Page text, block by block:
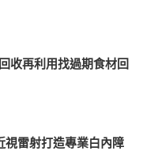
收再利用找過期食材回
視雷射打造專業白內障